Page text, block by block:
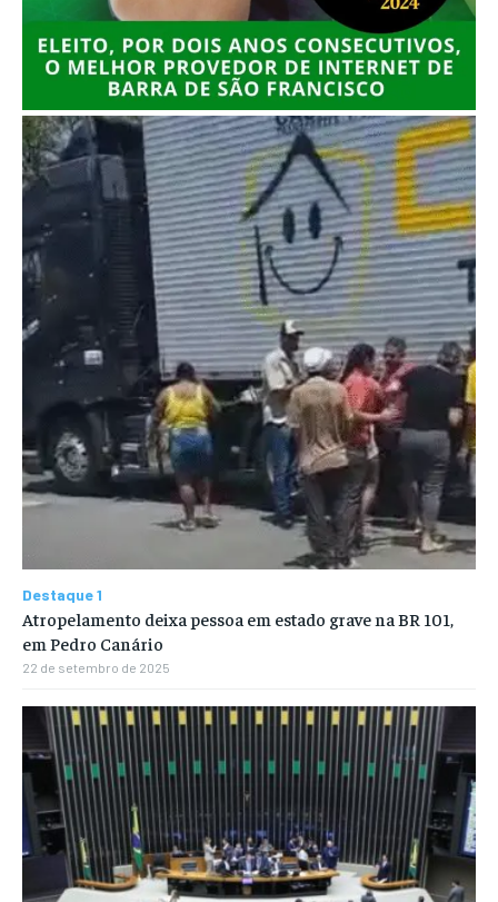
Destaque 1
Atropelamento deixa pessoa em estado grave na BR 101,
em Pedro Canário
22 de setembro de 2025